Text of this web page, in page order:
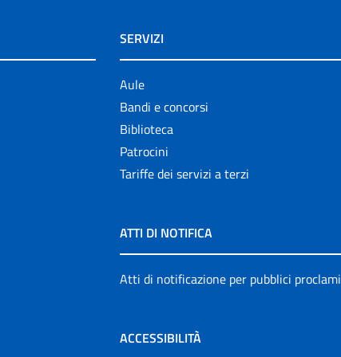
SERVIZI
Aule
Bandi e concorsi
Biblioteca
Patrocini
Tariffe dei servizi a terzi
ATTI DI NOTIFICA
Atti di notificazione per pubblici proclami
ACCESSIBILITÀ